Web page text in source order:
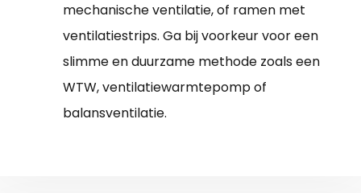
mechanische ventilatie, of ramen met
ventilatiestrips. Ga bij voorkeur voor een
slimme en duurzame methode zoals een
WTW, ventilatiewarmtepomp of
balansventilatie.